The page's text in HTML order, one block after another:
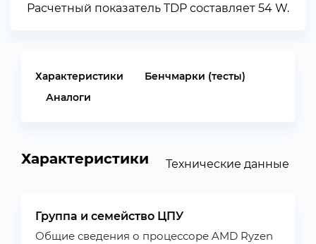
Расчетный показатель TDP составляет 54 W.
Характеристики
Бенчмарки (тесты)
Аналоги
Характеристики Технические данные
Группа и семейство ЦПУ
Общие сведения о процессоре AMD Ryzen